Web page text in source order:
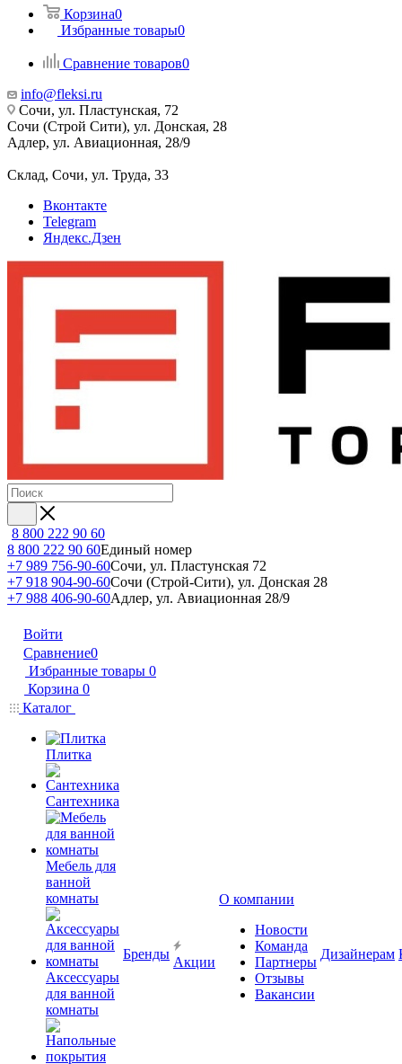
Корзина0
Избранные товары0
Сравнение товаров0
info@fleksi.ru
Сочи, ул. Пластунская, 72
Сочи (Строй Сити), ул. Донская, 28
Адлер, ул. Авиационная, 28/9
Склад, Сочи, ул. Труда, 33
Вконтакте
Telegram
Яндекс.Дзен
8 800 222 90 60
8 800 222 90 60Единый номер
+7 989 756-90-60Сочи, ул. Пластунская 72
+7 918 904-90-60Сочи (Строй-Сити), ул. Донская 28
+7 988 406-90-60Адлер, ул. Авиационная 28/9
Войти
Сравнение0
Избранные товары 0
Корзина 0
Каталог
Плитка
Сантехника
Мебель для
ванной
комнаты
Аксессуары
для ванной
комнаты
Бренды
Акции
О компании
Новости
Команда
Партнеры
Отзывы
Вакансии
Дизайнерам